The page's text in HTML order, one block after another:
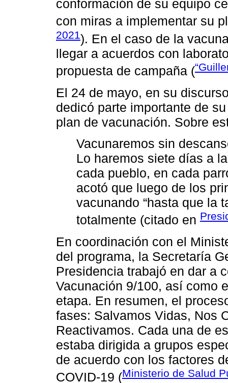
conformación de su equipo
con miras a implementar su
2021). En el caso de la
llegar a acuerdos con
propuesta de campaña (
El 24 de mayo, en su
dedicó parte importante de
plan de vacunación. Sobre
Vacunaremos sin
Lo haremos siete días a
cada pueblo, en cada
acotó que luego de los
vacunando “hasta que la
totalmente (citado en
En coordinación con el
del programa, la Secretaría
Presidencia trabajó en dar a
Vacunación 9/100, así como
etapa. En resumen, el
fases: Salvamos Vidas, Nos
Reactivamos. Cada una de
estaba dirigida a grupos
de acuerdo con los factores
COVID-19 (Ministerio de Salud